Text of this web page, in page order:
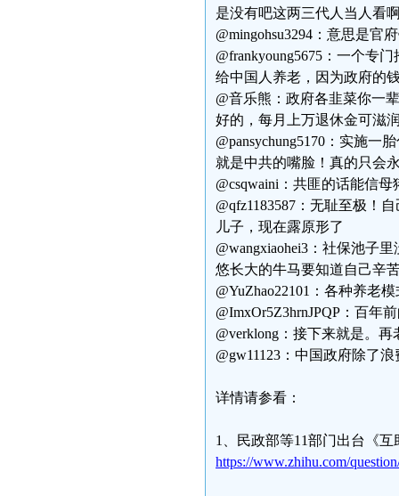
是没有吧这两三代人当人看
@mingohsu3294：意思是官
@frankyoung5675：一个专
给中国人养老，因为政府的
@音乐熊：政府各韭菜你一
好的，每月上万退休金可滋
@pansychung5170：实施一
就是中共的嘴脸！真的只会
@csqwaini：共匪的话能信母
@qfz1183587：无耻至极！
儿子，现在露原形了
@wangxiaohei3：社保池子
悠长大的牛马要知道自己辛
@YuZhao22101：各种养老
@ImxOr5Z3hrnJPQP：百年
@verklong：接下来就是。再
@gw11123：中国政府除了
详情请参看：
1、民政部等11部门出台《
https://www.zhihu.com/